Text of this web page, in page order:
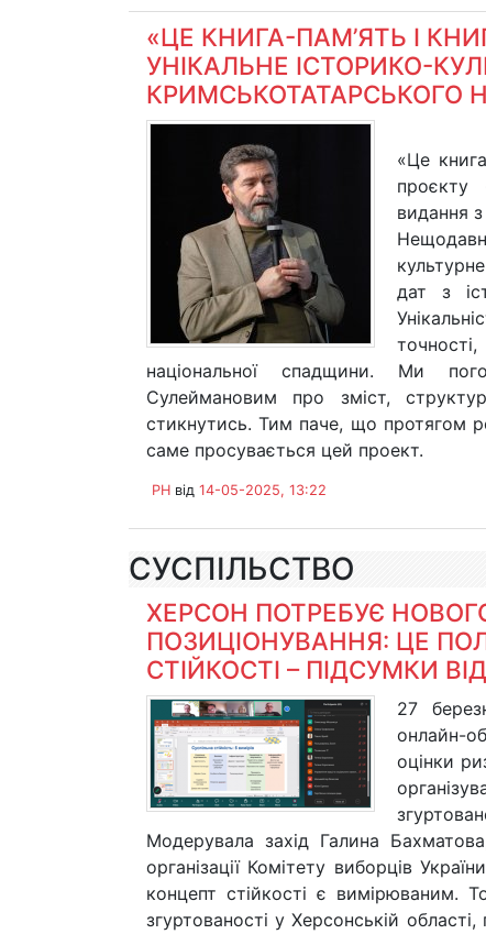
«ЦЕ КНИГА-ПАМ’ЯТЬ І
УНІКАЛЬНЕ ІСТОРИКО-
КРИМСЬКОТАТАРСЬКОГО
«Це
проєкту
видання з
дат з
національної спадщини. Ми
Сулеймановим про зміст,
стикнутись. Тим паче, що протягом
саме просувається цей проект.
PH від 14-05-2025, 13:22
СУСПІЛЬСТВО
ХЕРСОН ПОТРЕБУЄ
ПОЗИЦІОНУВАННЯ: ЦЕ
СТІЙКОСТІ – ПІДСУМКИ
27
онлайн-
оцінки
Модерувала захід Галина
організації Комітету виборців
концепт стійкості є вимірюваним.
згуртованості у Херсонській